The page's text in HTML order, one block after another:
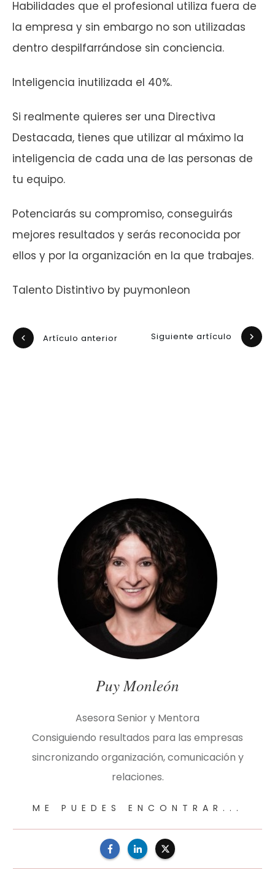
Habilidades que el profesional utiliza fuera de
la empresa y sin embargo no son utilizadas
dentro despilfarrándose sin conciencia.
Inteligencia inutilizada el 40%.
Si realmente quieres ser una Directiva
Destacada, tienes que utilizar al máximo la
inteligencia de cada una de las personas de
tu equipo.
Potenciarás su compromiso, conseguirás
mejores resultados y serás reconocida por
ellos y por la organización en la que trabajes.
Talento Distintivo by puymonleon
Artículo anterior Siguiente artículo
Puy Monleón
Asesora Senior y Mentora
Consiguiendo resultados para las empresas
sincronizando organización, comunicación y
relaciones.
ME PUEDES ENCONTRAR...